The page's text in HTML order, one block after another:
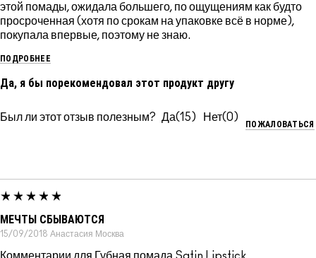
этой помады, ожидала большего, по ощущениям как будто
просроченная (хотя по срокам на упаковке всё в норме),
покупала впервые, поэтому не знаю.
ПОДРОБНЕЕ
Да, я бы порекомендовал этот продукт другу
Был ли этот отзыв полезным? 15 0
ПОЖАЛОВАТЬСЯ
МЕЧТЫ СБЫВАЮТСЯ
15/09/2018 Анастасия Москва